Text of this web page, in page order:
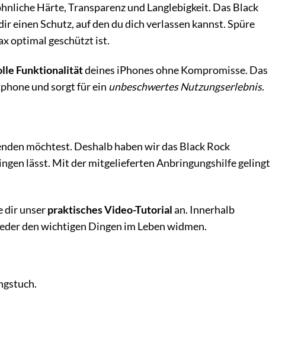
Härte, Transparenz und Langlebigkeit. Das Black
Schutz, auf den du dich verlassen kannst. Spüre
optimal geschützt ist.
Funktionalitätdeines iPhones ohne Kompromisse. Das
und sorgt für ein unbeschwertes Nutzungserlebnis.
möchtest. Deshalb haben wir das Black Rock
lässt. Mit der mitgelieferten Anbringungshilfe gelingt
dir unserpraktisches Video-Tutorialan. Innerhalb
den wichtigen Dingen im Leben widmen.